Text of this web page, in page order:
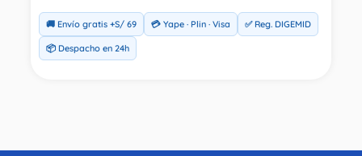
🚚 Envío gratis +S/ 69 💳 Yape · Plin · Visa ✅ Reg. DIGEMID
📦 Despacho en 24h